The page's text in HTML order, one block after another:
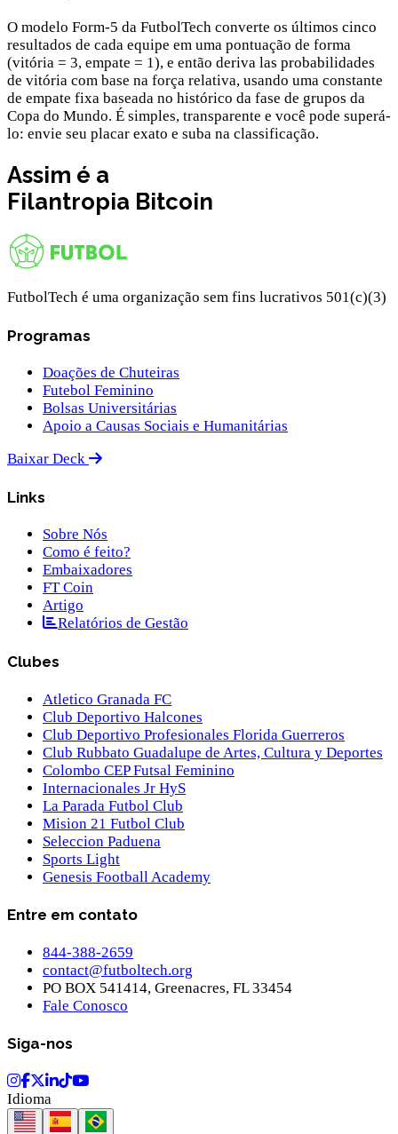
O modelo Form-5 da FutbolTech converte os últimos cinco
resultados de cada equipe em uma pontuação de forma
(vitória = 3, empate = 1), e então deriva las probabilidades
de vitória com base na força relativa, usando uma constante
de empate fixa baseada no histórico da fase de grupos da
Copa do Mundo. É simples, transparente e você pode superá-
lo: envie seu placar exato e suba na classificação.
Assim é a
Filantropia Bitcoin
FutbolTech é uma organização sem fins lucrativos 501(c)(3)
Programas
Doações de Chuteiras
Futebol Feminino
Bolsas Universitárias
Apoio a Causas Sociais e Humanitárias
Baixar Deck
Links
Sobre Nós
Como é feito?
Embaixadores
FT Coin
Artigo
Relatórios de Gestão
Clubes
Atletico Granada FC
Club Deportivo Halcones
Club Deportivo Profesionales Florida Guerreros
Club Rubbato Guadalupe de Artes, Cultura y Deportes
Colombo CEP Futsal Feminino
Internacionales Jr HyS
La Parada Futbol Club
Mision 21 Futbol Club
Seleccion Paduena
Sports Light
Genesis Football Academy
Entre em contato
844-388-2659
contact@futboltech.org
PO BOX 541414, Greenacres, FL 33454
Fale Conosco
Siga-nos
Idioma